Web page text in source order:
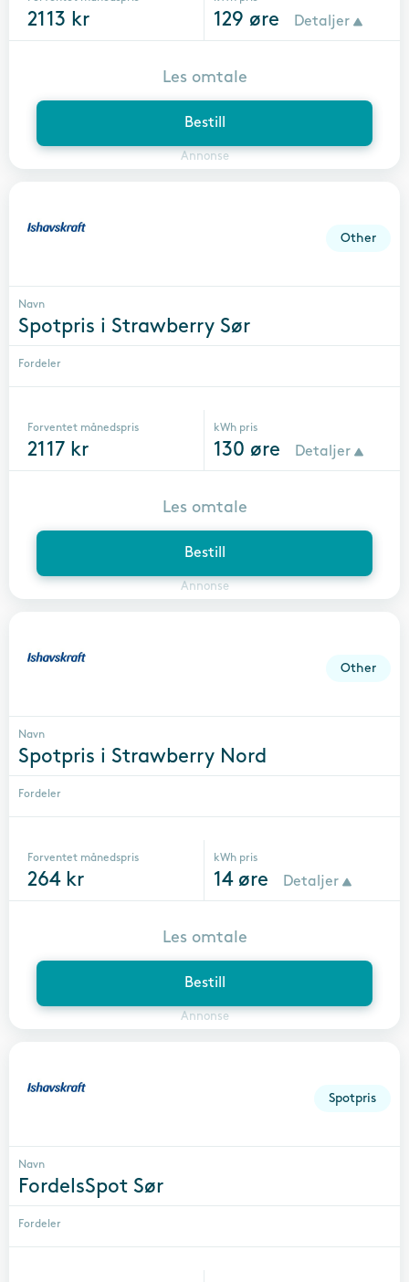
2113 kr 129 øre Detaljer
Bestill
Annonse
Les omtale
Other
Navn
Spotpris i Strawberry Sør
Fordeler
Forventet månedspris
2117 kr
kWh pris
130 øre Detaljer
Bestill
Annonse
Les omtale
Other
Navn
Spotpris i Strawberry Nord
Fordeler
Forventet månedspris
264kr
kWh pris
14øre Detaljer
Bestill
Annonse
Les omtale
Spotpris
Navn
FordelsSpot Sør
Fordeler